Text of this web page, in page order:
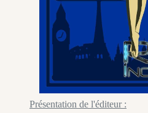
Présentation de l'éditeur :